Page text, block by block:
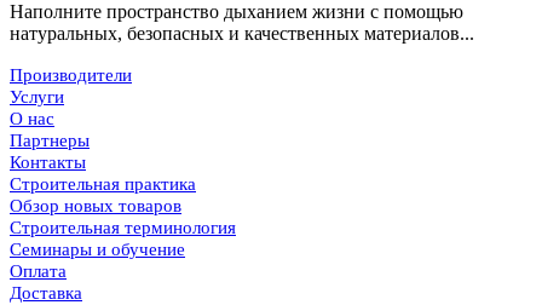
Наполните пространство дыханием жизни с помощью
натуральных, безопасных и качественных материалов...
Производители
Услуги
О нас
Партнеры
Контакты
Строительная практика
Обзор новых товаров
Строительная терминология
Семинары и обучение
Оплата
Доставка